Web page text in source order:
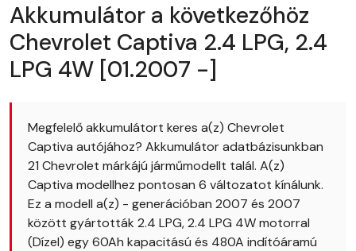
Akkumulátor a következőhöz
Chevrolet Captiva 2.4 LPG, 2.4
LPG 4W [01.2007 -]
Megfelelő akkumulátort keres a(z) Chevrolet
Captiva autójához? Akkumulátor adatbázisunkban
21 Chevrolet márkájú járműmodellt talál. A(z)
Captiva modellhez pontosan 6 változatot kínálunk.
Ez a modell a(z) - generációban 2007 és 2007
között gyártották 2.4 LPG, 2.4 LPG 4W motorral
(Dízel) egy 60Ah kapacitású és 480A indítóáramú